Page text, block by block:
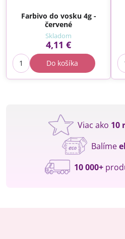
Farbivo do vosku 4g -
červené
Skladom
4,11 €
Do košíka
Viac ako 10
Balíme
10 000+